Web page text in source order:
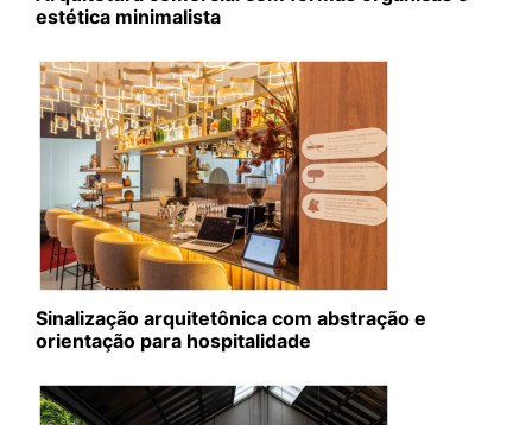
estética minimalista
Sinalização arquitetônica com abstração e
orientação para hospitalidade